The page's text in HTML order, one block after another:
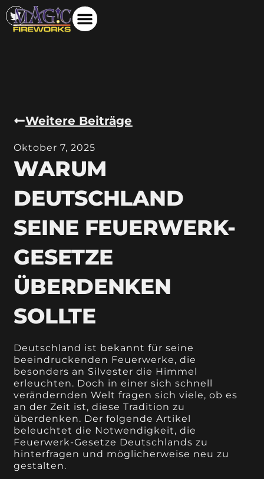
Weitere Beiträge
Oktober 7, 2025
WARUM
DEUTSCHLAND
SEINE FEUERWERK-
GESETZE
ÜBERDENKEN
SOLLTE
Deutschland ist bekannt für seine
beeindruckenden Feuerwerke, die
besonders an Silvester die Himmel
erleuchten. Doch in einer sich schnell
verändernden Welt fragen sich viele, ob es
an der Zeit ist, diese Tradition zu
überdenken. Der folgende Artikel
beleuchtet die Notwendigkeit, die
Feuerwerk-Gesetze Deutschlands zu
hinterfragen und möglicherweise neu zu
gestalten.